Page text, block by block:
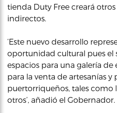
tienda Duty Free creará
indirectos.
‘Este nuevo desarrollo
oportunidad cultural pues el
espacios para una galería de
para la venta de artesanías y
puertorriqueños, tales como
otros’, añadió el Gobernador.